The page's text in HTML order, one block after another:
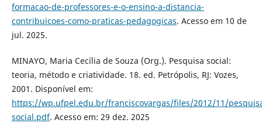
formacao-de-professores-e-o-ensino-a-distancia-
contribuicoes-como-praticas-pedagogicas. Acesso em 10 de
jul. 2025.
MINAYO, Maria Cecília de Souza (Org.). Pesquisa social:
teoria, método e criatividade. 18. ed. Petrópolis, RJ: Vozes,
2001. Disponível em:
https://wp.ufpel.edu.br/franciscovargas/files/2012/11/
social.pdf. Acesso em: 29 dez. 2025